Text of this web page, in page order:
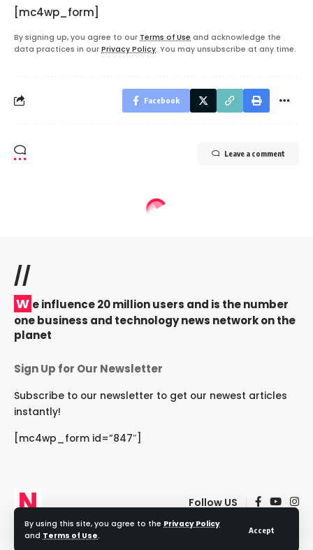
By using this site, you agree to the Privacy Policy
and Terms of Use.
Accept
[mc4wp_form]
By signing up, you agree to our Terms of Use and acknowledge the
data practices in our Privacy Policy. You may unsubscribe at any time.
Facebook
Leave a comment
//
W e influence 20 million users and is the number
one business and technology news network on the
planet
Sign Up for Our Newsletter
Subscribe to our newsletter to get our newest articles
instantly!
[mc4wp_form id=”847″]
Follow US